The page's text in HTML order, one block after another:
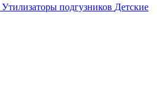
Утилизаторы подгузников Детские